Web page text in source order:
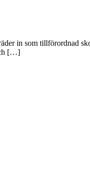
in som tillförordnad
[…]